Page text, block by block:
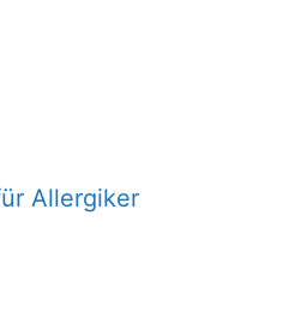
Allergiker